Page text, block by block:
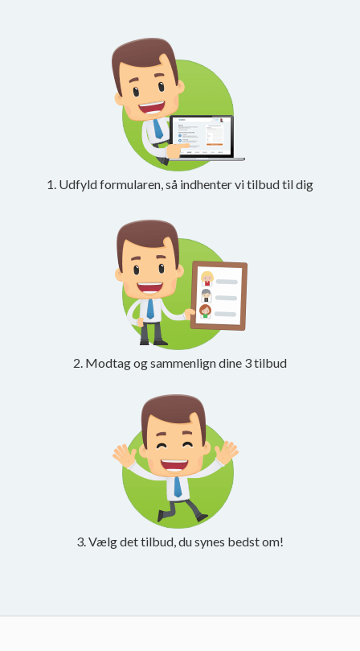
1. Udfyld formularen, så indhenter vi tilbud til dig
2. Modtag og sammenlign dine 3 tilbud
3. Vælg det tilbud, du synes bedst om!